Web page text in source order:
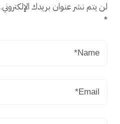
لن يتم نشر عنوان بريدك الإلكتروني.
*